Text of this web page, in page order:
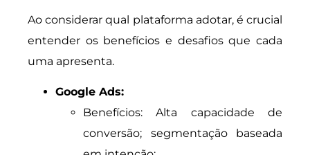
Ao considerar qual plataforma adotar, é crucial
entender os benefícios e desafios que cada
uma apresenta.
Google Ads:
Benefícios: Alta capacidade de
conversão; segmentação baseada